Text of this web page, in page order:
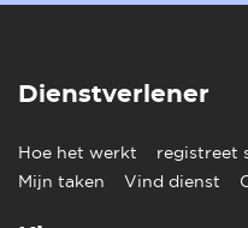
Dienstverlener
Hoe het werkt registreet
Mijn taken
Vind dienst